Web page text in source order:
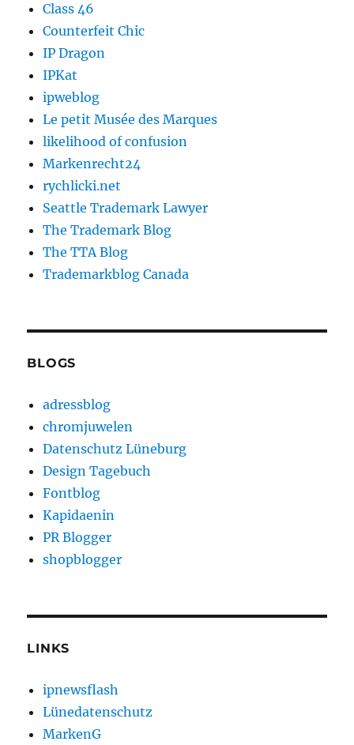
Class 46
Counterfeit Chic
IP Dragon
IPKat
ipweblog
Le petit Musée des Marques
likelihood of confusion
Markenrecht24
rychlicki.net
Seattle Trademark Lawyer
The Trademark Blog
The TTA Blog
Trademarkblog Canada
BLOGS
adressblog
chromjuwelen
Datenschutz Lüneburg
Design Tagebuch
Fontblog
Kapidaenin
PR Blogger
shopblogger
LINKS
ipnewsflash
Lünedatenschutz
MarkenG